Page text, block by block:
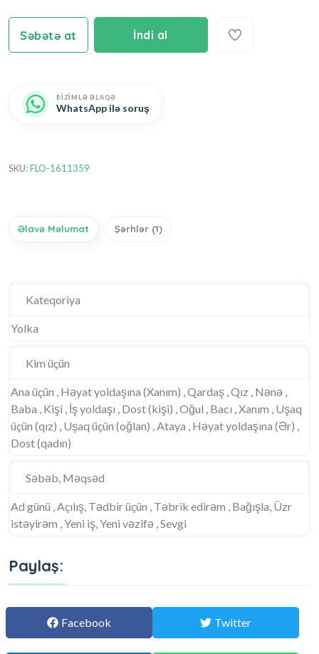
Səbətə at İndi al
BİZİMLƏ ƏLAQƏ
WhatsApp ilə soruş
SKU:FLO-1611359
Əlavə Məlumat Şərhlər (1)
Kateqoriya
Yolka
Kim üçün
Ana üçün , Həyat yoldaşına (Xanım) , Qardaş , Qız , Nənə ,
Baba , Kişi , İş yoldaşı , Dost (kişi) , Oğul , Bacı , Xanım , Uşaq
üçün (qız) , Uşaq üçün (oğlan) , Ataya , Həyat yoldaşına (Ər) ,
Dost (qadın)
Səbəb, Məqsəd
Ad günü , Açılış, Tədbir üçün , Təbrik edirəm , Bağışla, Üzr
istəyirəm , Yeni iş, Yeni vəzifə , Sevgi
Paylaş:
Facebook Twitter